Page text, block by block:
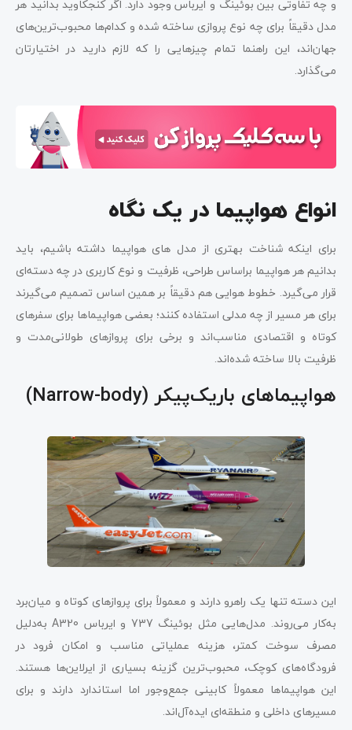
و چه تفاوتی بین بوئینگ و ایرباس وجود دارد. اگر کنجکاوید بدانید هر
مدل دقیقاً برای چه نوع پروازی ساخته شده و کدام‌ها محبوب‌ترین‌های
جهان‌اند، این راهنما تمام چیزهایی را که لازم دارید در اختیارتان
می‌گذارد.
انواع هواپیما در یک نگاه
برای اینکه شناخت بهتری از مدل های هواپیما داشته باشیم، باید
بدانیم هر هواپیما براساس طراحی، ظرفیت و نوع کاربری در چه دسته‌ای
قرار می‌گیرد. خطوط هوایی هم دقیقاً بر همین اساس تصمیم می‌گیرند
برای هر مسیر از چه مدلی استفاده کنند؛ بعضی هواپیماها برای سفرهای
کوتاه و اقتصادی مناسب‌اند و برخی برای پروازهای طولانی‌مدت و
ظرفیت بالا ساخته شده‌اند.
هواپیماهای باریک‌پیکر (Narrow-body)
این دسته تنها یک راهرو دارند و معمولاً برای پروازهای کوتاه و میان‌برد
به‌کار می‌روند. مدل‌هایی مثل بوئینگ 737 و ایرباس A320 به‌دلیل
مصرف سوخت کمتر، هزینه عملیاتی مناسب و امکان فرود در
فرودگاه‌های کوچک، محبوب‌ترین گزینه بسیاری از ایرلاین‌ها هستند.
این هواپیماها معمولاً کابینی جمع‌وجور اما استاندارد دارند و برای
مسیرهای داخلی و منطقه‌ای ایده‌آل‌اند.